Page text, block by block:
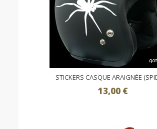
STICKERS CASQUE ARAIGNÉE
13,00 €